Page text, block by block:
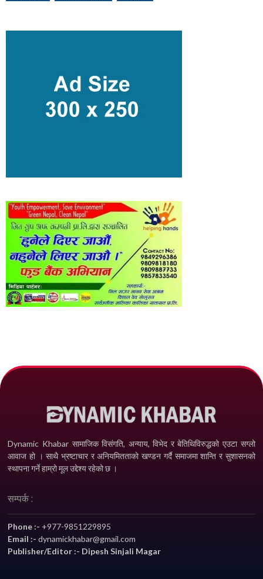
Dynamic Khabar सामाजिक विसंगति, अन्याय, विभेद­ र बेतिथिविरुद्धको एउटा सग्लो
आवाज हो । साथै भ्रष्टाचार र अनियमितताको खण्डन गर्दै समाजमा शान्ति र सुशासनको
स्थापना गर्ने हाम्रो मूल उद्देश्य रहेको छ ।
सम्पर्क :
Phone :- +977-9851229895
Email :-dynamickhabar@gmail.com
Publisher/Editor :- Dipesh Sinjali Magar